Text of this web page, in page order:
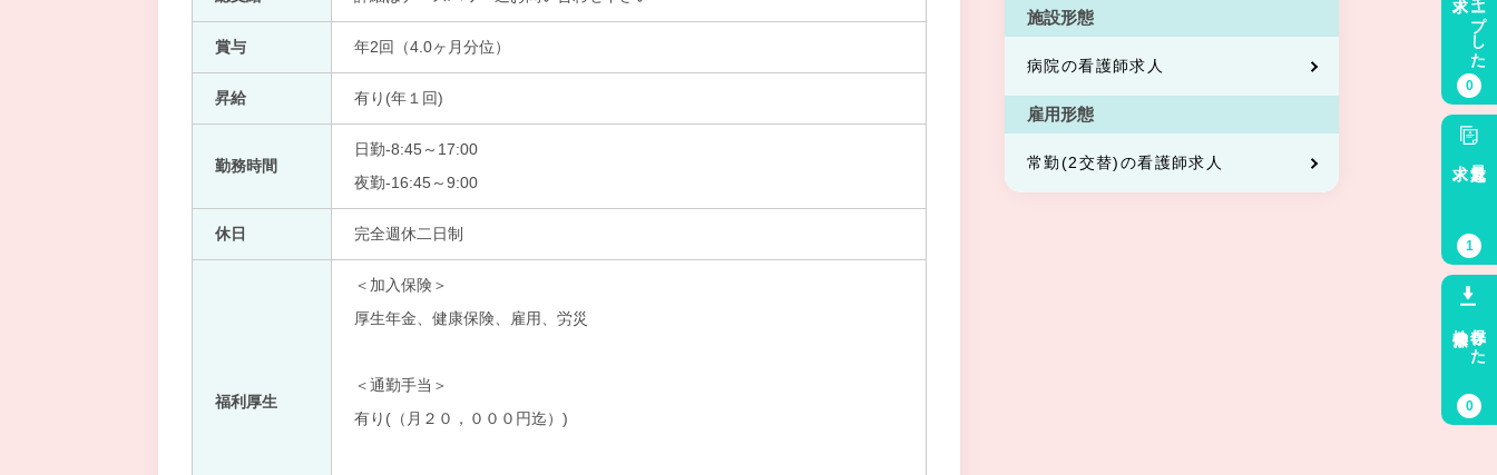
賞与 年2回（4.0ヶ月分位）
昇給 有り(年１回)
勤務時間
日勤-8:45～17:00
夜勤-16:45～9:00
休日 完全週休二日制
福利厚生
＜加入保険＞
厚生年金、健康保険、雇用、労災
＜通勤手当＞
有り(（月２０，０００円迄）)
施設形態
病院の看護師求人
雇用形態
常勤(2交替)の看護師求人
キープした
0
最近見た
1
保存した
0